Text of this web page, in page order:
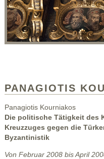
PANAGIOTIS
Panagiotis Kourniakos
Die politische Tätigkeit des
Kreuzzuges gegen die
Byzantinistik
Von Februar 2008 bis April